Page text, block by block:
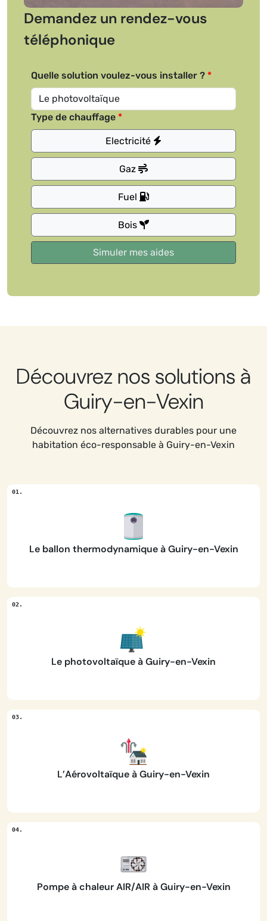
Demandez un rendez-vous
téléphonique
Quelle solution voulez-vous installer ?
Type de chauffage
Electricité
Gaz
Fuel
Bois
Découvrez nos solutions à
Guiry-en-Vexin
Découvrez nos alternatives durables pour une
habitation éco-responsable à Guiry-en-Vexin
Le ballon thermodynamique à Guiry-en-Vexin
Le photovoltaïque à Guiry-en-Vexin
L’Aérovoltaïque à Guiry-en-Vexin
Pompe à chaleur AIR/AIR à Guiry-en-Vexin